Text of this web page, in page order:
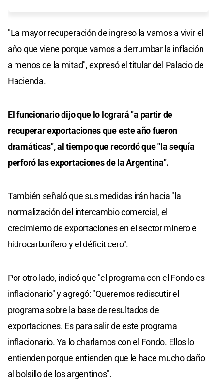
"La mayor recuperación de ingreso la vamos a vivir el
año que viene porque vamos a derrumbar la inflación
a menos de la mitad", expresó el titular del Palacio de
Hacienda.
El funcionario dijo que lo logrará "a partir de
recuperar exportaciones que este año fueron
dramáticas", al tiempo que recordó que "la sequía
perforó las exportaciones de la Argentina".
También señaló que sus medidas irán hacia "la
normalización del intercambio comercial, el
crecimiento de exportaciones en el sector minero e
hidrocarburífero y el déficit cero".
Por otro lado, indicó que "el programa con el Fondo es
inflacionario" y agregó: "Queremos rediscutir el
programa sobre la base de resultados de
exportaciones. Es para salir de este programa
inflacionario. Ya lo charlamos con el Fondo. Ellos lo
entienden porque entienden que le hace mucho daño
al bolsillo de los argentinos".